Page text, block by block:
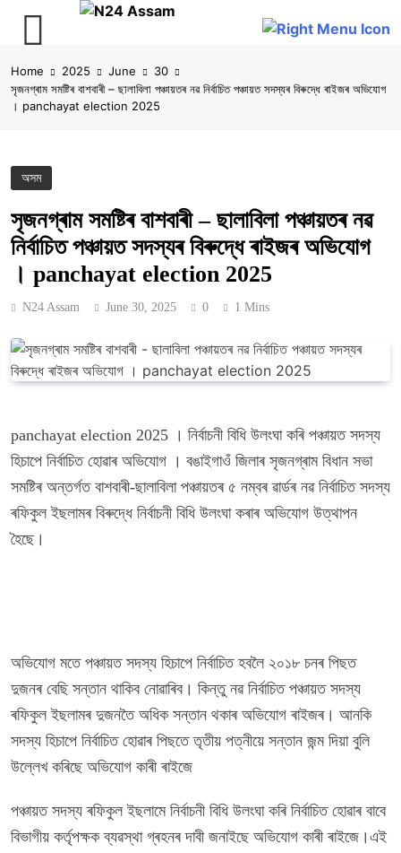
to
content
Home 2025 June
30
সৃজনগ্ৰাম সমষ্টিৰ বাশবাৰী – ছালাবিলা পঞ্চায়তৰ নৱ নিৰ্বাচিত পঞ্চায়ত সদস্যৰ বিৰুদ্ধে ৰাইজৰ অভিযোগ
। panchayat election 2025
অসম
সৃজনগ্ৰাম সমষ্টিৰ বাশবাৰী – ছালাবিলা পঞ্চায়তৰ নৱ
নিৰ্বাচিত পঞ্চায়ত সদস্যৰ বিৰুদ্ধে ৰাইজৰ অভিযোগ
। panchayat election 2025
N24 Assam June 30, 2025 0 1 Mins
panchayat election 2025 । নিৰ্বাচনী বিধি উলংঘা কৰি পঞ্চায়ত সদস্য
হিচাপে নিৰ্বাচিত হোৱাৰ অভিযোগ । বঙাইগাওঁ জিলাৰ সৃজনগ্ৰাম বিধান সভা
সমষ্টিৰ অন্তৰ্গত বাশবাৰী-ছালাবিলা পঞ্চায়তৰ ৫ নম্বৰ ৱাৰ্ডৰ নৱ নিৰ্বাচিত সদস্য
ৰফিকুল ইছলামৰ বিৰুদ্ধে নিৰ্বাচনী বিধি উলংঘা কৰাৰ অভিযোগ উত্থাপন
হৈছে।
অভিযোগ মতে পঞ্চায়ত সদস্য হিচাপে নিৰ্বাচিত হবলৈ ২০১৮ চনৰ পিছত
দুজনৰ বেছি সন্তান থাকিব নোৱাৰিব। কিন্তু নৱ নিৰ্বাচিত পঞ্চায়ত সদস্য
ৰফিকুল ইছলামৰ দুজনতৈ অধিক সন্তান থকাৰ অভিযোগ ৰাইজৰ। আনকি
সদস্য হিচাপে নিৰ্বাচিত হোৱাৰ পিছতে তৃতীয় পত্নীয়ে সন্তান জন্ম দিয়া বুলি
উল্লেখ কৰিছে অভিযোগ কাৰী ৰাইজে
পঞ্চায়ত সদস্য ৰফিকুল ইছলামে নিৰ্বাচনী বিধি উলংঘা কৰি নিৰ্বাচিত হোৱাৰ বাবে
বিভাগীয় কৰ্তৃপক্ষক ব্যৱস্থা গ্ৰহনৰ দাবী জনাইছে অভিযোগ কাৰী ৰাইজে।এই